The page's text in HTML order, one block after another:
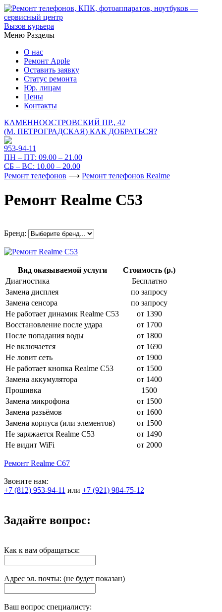
Вызов курьера
Меню Разделы
О нас
Ремонт Apple
Оставить заявку
Статус ремонта
Юр. лицам
Цены
Контакты
КАМЕННООСТРОВСКИЙ ПР., 42
(М. ПЕТРОГРАДСКАЯ) КАК ДОБРАТЬСЯ?
953-94-11
ПН – ПТ: 09.00 – 21.00
СБ – ВС: 10.00 – 20.00
Ремонт телефонов ⟶ Ремонт телефонов Realme
Ремонт Realme C53
Бренд:
Вид оказываемой услуги
Стоимость (р.)
Диагностика
Бесплатно
Замена дисплея
по запросу
Замена сенсора
по запросу
Не работает динамик Realme C53
от 1390
Восстановление после удара
от 1700
После попадания воды
от 1800
Не включается
от 1690
Не ловит сеть
от 1900
Не работает кнопка Realme C53
от 1500
Замена аккумулятора
от 1400
Прошивка
1500
Замена микрофона
от 1500
Замена разъёмов
от 1600
Замена корпуса (или элементов)
от 1500
Не заряжается Realme C53
от 1490
Не видит WiFi
от 2000
Ремонт Realme C67
Звоните нам:
+7 (812) 953-94-11 или +7 (921) 984-75-12
Задайте вопрос:
Как к вам обращаться:
Адрес эл. почты: (не будет показан)
Ваш вопрос специалисту: